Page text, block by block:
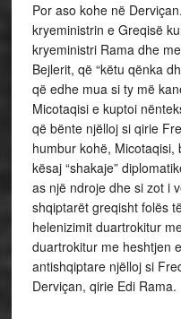
Por aso kohe në
kryeministrin e Greqisë
kryeministri Rama dhe
Bejlerit, që “këtu qënka
që edhe mua si ty më
Micotaqisi e kuptoi
që bënte njëlloj si qirie
humbur kohë,
kësaj “shakaje”
as një ndroje dhe si zot i
shqiptarët greqisht folës
helenizimit duartrokitur
duartrokitur me heshtjen
antishqiptare njëlloj si
Derviçan, qirie Edi Rama.